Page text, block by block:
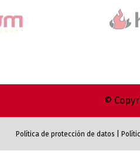
©
Política de protección de datos